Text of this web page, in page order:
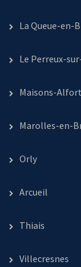
La Queue-en-
Le Perreux-
Maisons-Alfort
Marolles-en-
Orly
Arcueil
Thiais
Villecresnes